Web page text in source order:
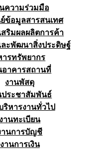
ความร่วมมือ
ข้อมูลสารสนเทศ
สริมผลผลิตการค้า
ละพัฒนาสิ่งประดิษฐ์
ารทรัพยากร
อาคารสถานที่
งานพัสดุ
ประชาสัมพันธ์
ริหารงานทั่วไป
งานทะเบียน
านการบัญชี
งานการเงิน